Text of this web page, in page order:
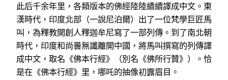
此后千余年里，各類版本的佛經陸陸續續譯成中文。東
漢時代，印度北部（一說尼泊爾）出了一位梵學巨匠馬
叫，為釋教開創人釋迦牟尼寫了一部列傳。到了南北朝
時代，印度和尚曇無讖離開中國，將馬叫撰寫的列傳譯
成中文，取名《佛本行經》（別名《佛所行贊》）。恰
是在《佛本行經》里，哪吒的抽像初露眉目。